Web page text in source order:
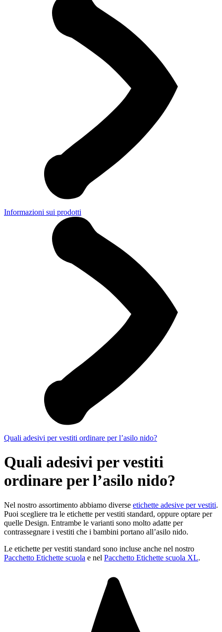
Informazioni sui prodotti
Quali adesivi per vestiti ordinare per l’asilo nido?
Quali adesivi per vestiti
ordinare per l’asilo nido?
Nel nostro assortimento abbiamo diverse etichette adesive per vestiti.
Puoi scegliere tra le etichette per vestiti standard, oppure optare per
quelle Design. Entrambe le varianti sono molto adatte per
contrassegnare i vestiti che i bambini portano all’asilo nido.
Le etichette per vestiti standard sono incluse anche nel nostro
Pacchetto Etichette scuola e nel Pacchetto Etichette scuola XL.